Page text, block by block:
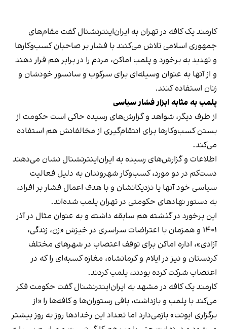
کارمند یک کافه در تهران به ایران‌اینترنشنال گفت مقام‌های
جمهوری اسلامی تلاش می‌کنند با فشار بر صاحبان کسب‌وکارها
و تهدید به برخورد و پلمب اماکن، مردم را در برابر هم قرار دهند
و از آنها به عنوان وسیله‌ای برای سرکوب و سانسور خودشان و
زنان استفاده کنند.
پلمب به مثابه ابزار فشار سیاسی
از طرف دیگر، شواهد و گزارش‌های رسیده حاکی است حکومت از
بستن کسب‌وکارها برای انتقام‌گیری از مخالفانش هم استفاده
می‌کند.
اطلاعات و گزارش‌های رسیده به ایران‌اینترنشنال نشان می‌دهند
دست‌کم در دو مورد، کسب‌وکار شهروندان به دلیل فعالیت
سیاسی خود آنها یا نزدیکانشان و با هدف اعمال فشار بر افراد،
به دستور نهادهای حکومتی در تهران پلمب شده‌اند.
این برخورد در گذشته هم سابقه داشته و به عنوان مثال در آذر
۱۴۰۱ و همزمان با اعتراضات سراسری در خیزش «زن، زندگی،
آزادی»، اداره اماکن برای توقف اعتصاب در شهرهای مختلف
کردستان و نیز در ایلام و کرمانشاه، مغازه کسبه‌ای را که در
اعتصاب شرکت کرده بودند، پلمب کردند.
کارمند یک کافه در مشهد به ایران‌اینترنشنال گفت حکومت فکر
می‌کند با پلمب و بازداشت، باقی رستوران‌ها و کافه‌ها را «از
برگزاری ایونت» بازمی‌دارد اما تعداد این رخدادها روز به روز بیشتر